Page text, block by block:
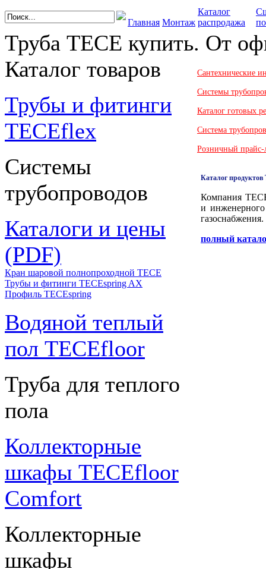
Главная Монтаж
Каталог
распродажа
Труба TECE купить. От
Каталог товаров
Трубы и фитинги
TECEflex
Системы
трубопроводов
Каталоги и цены
(PDF)
Кран шаровой полнопроходной ТЕСЕ
Трубы и фитинги TECEspring AX
Профиль TECEspring
Водяной теплый
пол TECEfloor
Труба для теплого
пола
Коллекторные
шкафы TECEfloor
Comfort
Коллекторные
шкафы
Сантехнические
Системы
Каталог готовых
Система
Розничный прайс-
Каталог продуктов
Компания
и инженерного
газоснабжения.
полный